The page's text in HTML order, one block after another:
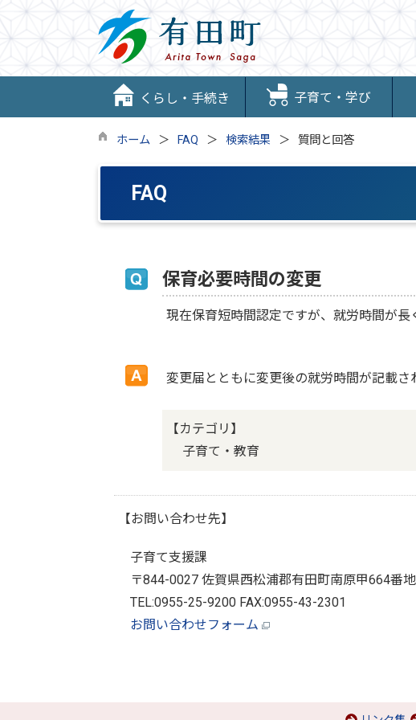
くらし・手続き 子育て・学び
ホーム FAQ 検索結果 質問と回答
FAQ
保育必要時間の変更
現在保育短時間認定ですが、就労時間が長
変更届とともに変更後の就労時間が記載さ
【カテゴリ】
子育て・教育
【お問い合わせ先】
子育て支援課
〒844-0027 佐賀県西松浦郡有田町南原甲664番
TEL:0955-25-9200 FAX:0955-43-2301
お問い合わせフォーム